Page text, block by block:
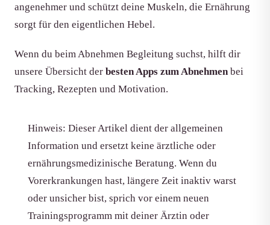
angenehmer und schützt deine Muskeln, die Ernährung
sorgt für den eigentlichen Hebel.
Wenn du beim Abnehmen Begleitung suchst, hilft dir
unsere Übersicht der besten Apps zum Abnehmenbei
Tracking, Rezepten und Motivation.
Hinweis: Dieser Artikel dient der allgemeinen
Information und ersetzt keine ärztliche oder
ernährungsmedizinische Beratung. Wenn du
Vorerkrankungen hast, längere Zeit inaktiv warst
oder unsicher bist, sprich vor einem neuen
Trainingsprogramm mit deiner Ärztin oder